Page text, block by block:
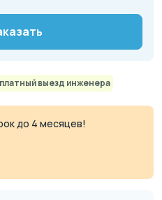
выезд инженера
до 4 месяцев!